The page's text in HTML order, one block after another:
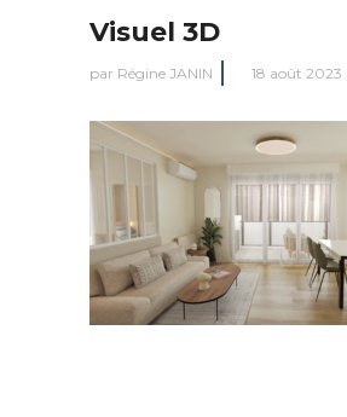
Visuel 3D
par Régine JANIN 18 août 2023